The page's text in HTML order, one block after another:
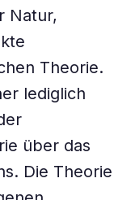
Natur,
Theorie.
lediglich
über das
Die Theorie